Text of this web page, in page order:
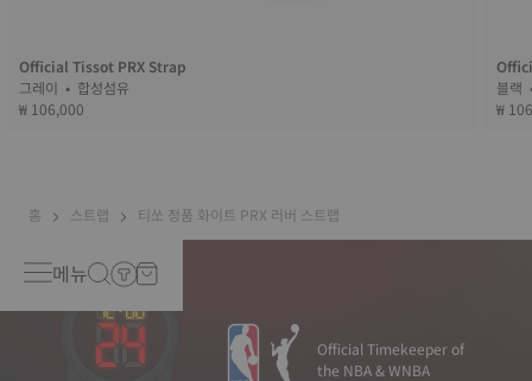
Official Tissot PRX Strap
그레이 • 합성섬유
₩ 106,000
₩
홈 스트랩 티쏘 정품 화이트 PRX 러버 스트랩
메뉴
Official Timekeeper of
the NBA & WNBA